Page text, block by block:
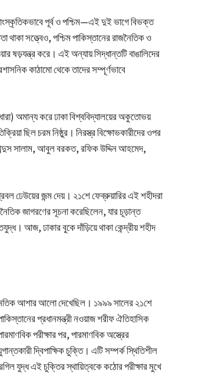
পূর্ব ও পশ্চিম—এই দুই ভাগে বিভক্ত
থাকা সত্ত্বেও, পশ্চিম পাকিস্তানের রাজনৈতিক ও
ষড়যন্ত্র করে। এই অন্যায় সিদ্ধান্তটি বাঙালিদের
কাঠামো থেকে তাদের সম্পূর্ণভাবে
অমান্য করে ঢাকা বিশ্ববিদ্যালয়ের অকুতোভয়
ছিল চরম নিষ্ঠুর। নিরস্ত্র বিক্ষোভকারীদের ওপর
আব্দুস সালাম, আবুল বরকত, রফিক উদ্দিন আহমেদ,
ঢেউয়ের জন্ম দেয়। ২১শে ফেব্রুয়ারির এই শহীদরা
জাগরণের সূচনা করেছিলেন, যার চূড়ান্ত
আজ, ঢাকার বুকে দাঁড়িয়ে থাকা কেন্দ্রীয় শহীদ
আশার আলো দেখেছিল। ১৯৯৯ সালের ২১শে
প্রধানমন্ত্রী নওয়াজ শরীফ ঐতিহাসিক
পরীক্ষার পর, পারমাণবিক অস্ত্রের
দ্বিপাক্ষিক চুক্তি। এটি সম্পর্ক স্থিতিশীল
যুদ্ধ এই চুক্তির স্থায়িত্বকে কঠোর পরীক্ষার মুখে